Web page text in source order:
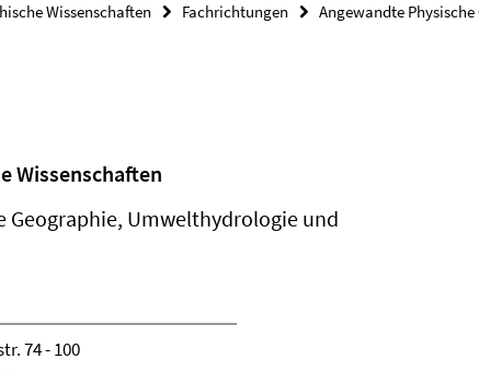
Wissenschaften Fachrichtungen Angewandte
Wissenschaften
Geographie, Umwelthydrologie und
74 - 100